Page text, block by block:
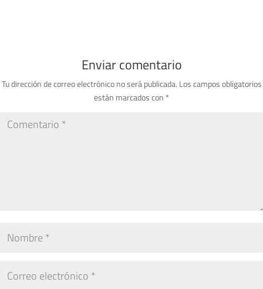
Enviar comentario
Tu dirección de correo electrónico no será publicada. Los campos obligatorios
están marcados con *